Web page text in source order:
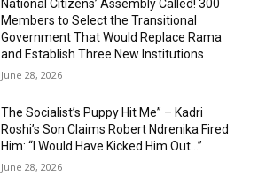
National Citizens’ Assembly Called! 300
Members to Select the Transitional
Government That Would Replace Rama
and Establish Three New Institutions
June 28, 2026
The Socialist’s Puppy Hit Me” – Kadri
Roshi’s Son Claims Robert Ndrenika Fired
Him: “I Would Have Kicked Him Out…”
June 28, 2026